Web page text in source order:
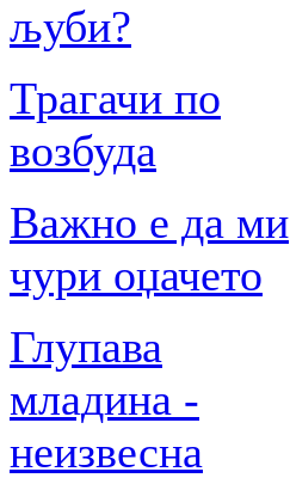
љуби?
Трагачи по
возбуда
Важно е да ми
чури оџачето
Глупава
младина -
неизвесна